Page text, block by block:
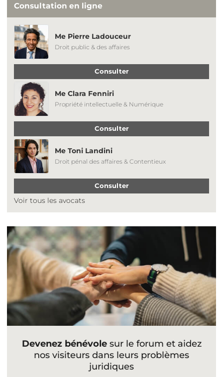
Consultation en ligne
Me Pierre Ladouceur
Droit public & des affaires
Consulter
Me Clara Fenniri
Propriété intellectuelle & Numérique
Consulter
Me Toni Landini
Droit pénal des affaires & Contentieux
Consulter
Voir tous les avocats
Devenez bénévolesur le forum et aidez
nos visiteurs dans leurs problèmes
juridiques